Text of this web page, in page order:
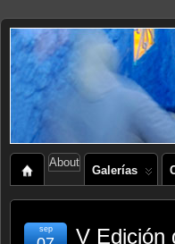
About
Galerías
V Edición
sep